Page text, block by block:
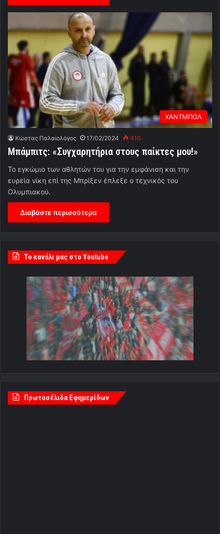
ΧΑΝΤΜΠΟΛ
Κώστας Παλαιολόγος 17/02/2024 410
Μπάμπιτς: «Συγχαρητήρια στους παίκτες μου!»
Το εγκώμιο των αθλητών του για την εμφάνιση και την
ευρεία νίκη επί της Μπρίξεν έπλεξε ο τεχνικός του
Ολυμπιακού.
Διαβάστε περισσότερα
Tο κανάλι μας στο Youtube
Πρωτοσέλιδα Εφημερίδων